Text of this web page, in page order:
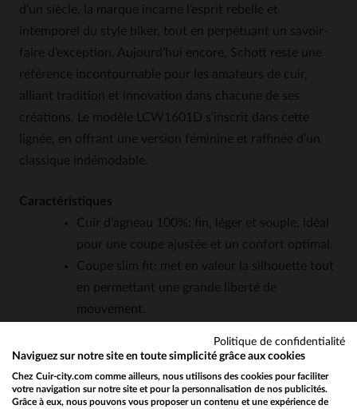
d’un siècle, la marque incarne l’esprit rebelle et
intemporel du style biker, tout en perpétuant un savoir-
faire d’exception. Aujourd’hui encore, Schott reste une
référence incontournable pour les amateurs de cuir,
alliant tradition et innovation dans chacune de ses
créations. Le modèle LCW1601D s’inscrit dans cette
lignée, en offrant une version féminine et raffinée d’un
classique indémodable.
Caractéristiques
Cuir d’agneau 100%: fin, léger et souple, idéal
pour une coupe ajustée et un confort optimal.
Coupe slim fit: met en valeur la silhouette tout
en permettant une grande liberté de
mouvement.
bonne respirabilité et un confort toute l’année.
Détails emblématiques: pattes d’épaules, col à
boutons pressions et zips aux poignets pour
Politique de confidentialité
Naviguez sur notre site en toute simplicité grâce aux cookies
Chez Cuir-city.com comme ailleurs, nous utilisons des cookies pour faciliter
votre navigation sur notre site et pour la personnalisation de nos publicités.
Grâce à eux, nous pouvons vous proposer un contenu et une expérience de